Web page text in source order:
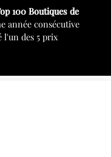
100 Boutiques de
année consécutive
l'un des 5 prix